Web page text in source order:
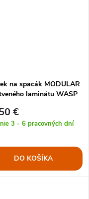
na spacák MODULAR
laminátu WASP
€
3 - 6 pracovných dní
DO KOŠÍKA